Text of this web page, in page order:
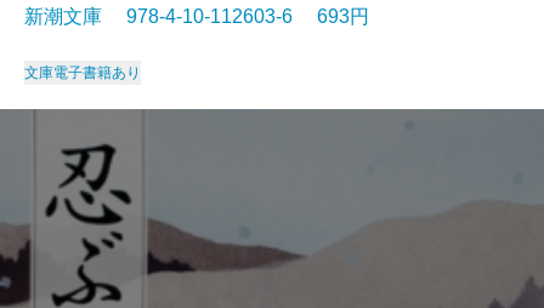
新潮文庫 978-4-10-112603-6 693円
文庫電子書籍あり